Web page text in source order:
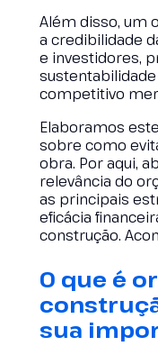
Além disso, um
a credibilidade
e investidores,
competitivo
Elaboramos
sobre como
obra. Por aqui,
relevância do
as principais
eficácia
construção.
O que é
sua